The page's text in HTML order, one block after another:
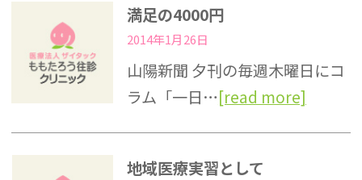
満足の4000円
2014年1月26日
山陽新聞 夕刊の毎週木曜日にコ
ラム「一日…[read more]
地域医療実習として